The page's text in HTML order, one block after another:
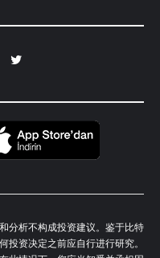
分析不构成投资建议。鉴于比特
投资决定之前应自行进行研究。